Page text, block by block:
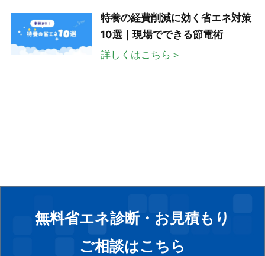
特養の経費削減に効く省エネ対策
10選｜現場でできる節電術
詳しくはこちら＞
無料省エネ診断・お見積もり
ご相談はこちら